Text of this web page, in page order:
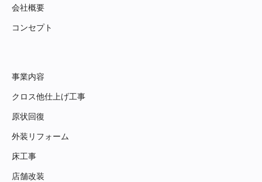
会社概要
コンセプト
事業内容
クロス他仕上げ工事
原状回復
外装リフォーム
床工事
店舗改装